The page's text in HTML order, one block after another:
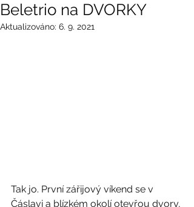
Beletrio na DVORKY
Aktualizováno: 6. 9. 2021
Tak jo. První zářijový víkend se v
Čáslavi a blízkém okolí otevřou dvory,